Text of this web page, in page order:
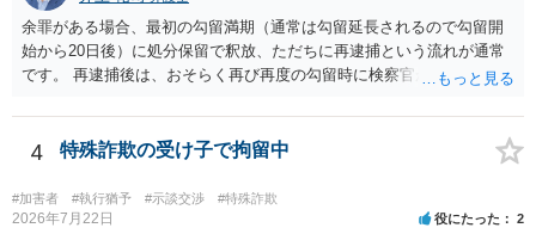
余罪がある場合、最初の勾留満期（通常は勾留延長されるので勾留開
始から20日後）に処分保留で釈放、ただちに再逮捕という流れが通常
です。 再逮捕後は、おそらく再び再度の勾留時に検察官が接見禁止を
4 特殊詐欺の受け子で拘留中
#加害者 #執行猶予 #示談交渉 #特殊詐欺
2026年7月22日 役にたった 2